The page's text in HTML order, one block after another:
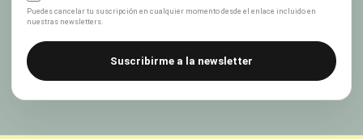
Puedes cancelar tu suscripción en cualquier momento desde el enlace incluido en
nuestras newsletters.
Suscribirme a la newsletter